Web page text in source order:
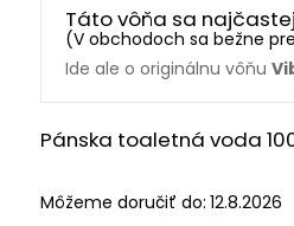
hviezdičiek.
Táto vôňa sa
(V obchodoch sa bežne
Ide ale o originálnu vôňu
Pánska toaletná voda
Môžeme doručiť do: 12.8.2026